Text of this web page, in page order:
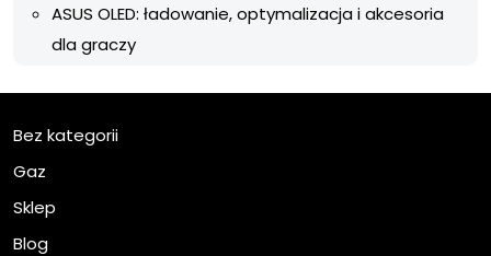
ASUS OLED: ładowanie, optymalizacja i akcesoria
dla graczy
Bez kategorii
Gaz
Sklep
Blog